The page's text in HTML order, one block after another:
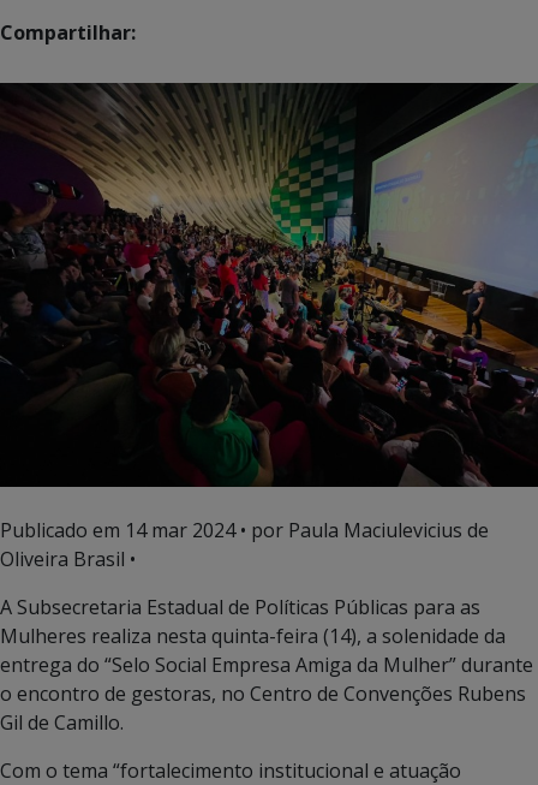
Compartilhar:
Publicado em 14 mar 2024• por Paula Maciulevicius de
Oliveira Brasil •
A Subsecretaria Estadual de Políticas Públicas para as
Mulheres realiza nesta quinta-feira (14), a solenidade da
entrega do “Selo Social Empresa Amiga da Mulher” durante
o encontro de gestoras, no Centro de Convenções Rubens
Gil de Camillo.
Com o tema “fortalecimento institucional e atuação